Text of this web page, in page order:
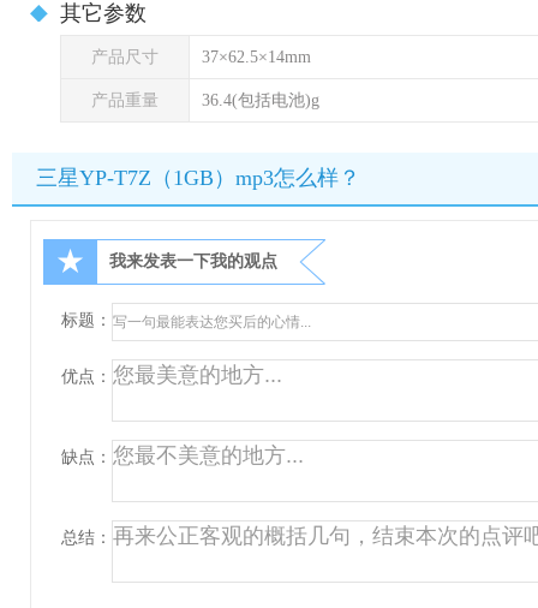
其它参数
产品尺寸 37×62.5×14mm
产品重量 36.4(包括电池)g
三星YP-T7Z（1GB）mp3怎么样？
★ 我来发表一下我的观点
标题：
优点：
缺点：
总结：